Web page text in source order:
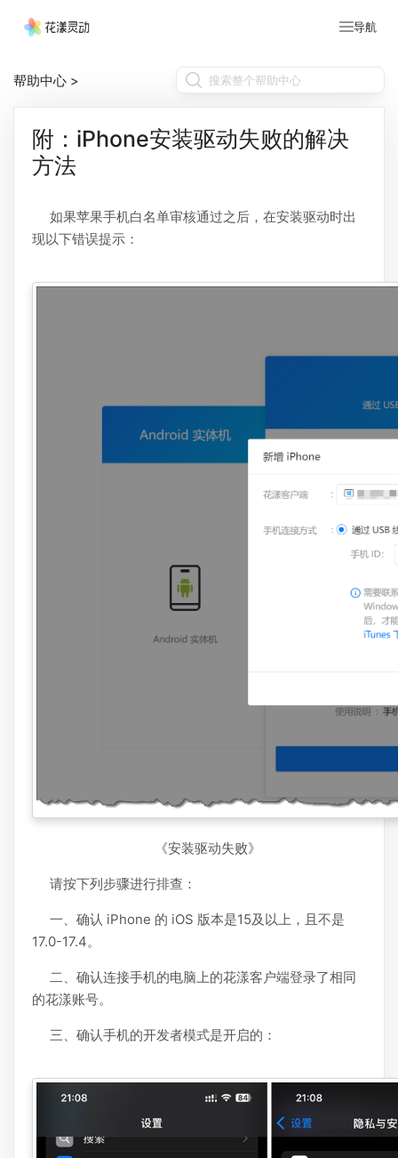
导航
帮助中心 >
附：iPhone安装驱动失败的解决
方法
如果苹果手机白名单审核通过之后，在安装驱动时出
现以下错误提示：
《安装驱动失败》
请按下列步骤进行排查：
一、确认 iPhone 的 iOS 版本是15及以上，且不是
17.0-17.4。
二、确认连接手机的电脑上的花漾客户端登录了相同
的花漾账号。
三、确认手机的开发者模式是开启的：